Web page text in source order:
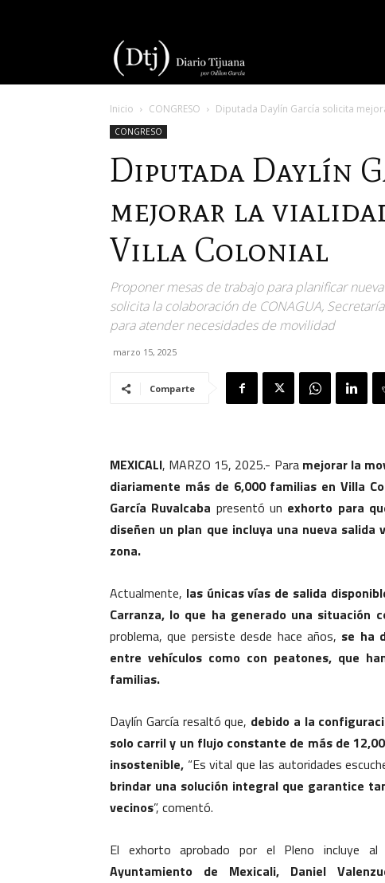
Tijuana
Inicio CONGRESO Diputada Daylín García solicita
CONGRESO
Diputada Daylín
mejorar la
Villa Colonial
Proponer mesas de trabajo para planificar
solicita la colaboración de CONAGUA,
para atender necesidades de movilidad
marzo 15, 2025
Comparte
MEXICALI, MARZO 15, 2025.- Para mejorar la
diariamente más de 6,000 familias en Villa
García Ruvalcaba presentó un exhorto para
diseñen un plan que incluya una nueva
zona.
Actualmente, las únicas vías de salida
Carranza, lo que ha generado una situación
problema, que persiste desde hace años, se ha
entre vehículos como con peatones, que
familias.
Daylín García resaltó que, debido a la
solo carril y un flujo constante de más de
insostenible, “Es vital que las autoridades
brindar una solución integral que garantice
vecinos”, comentó.
El exhorto aprobado por el Pleno incluye al
Ayuntamiento de Mexicali, Daniel